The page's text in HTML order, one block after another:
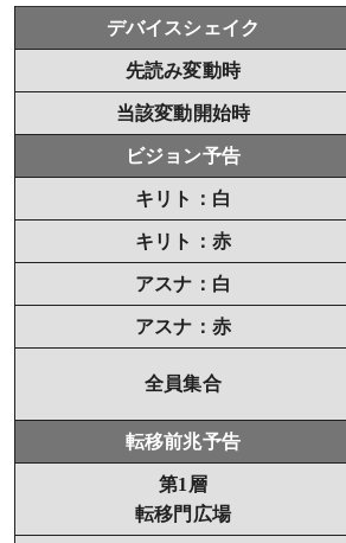
デバイスシェイク
先読み変動時
当該変動開始時
ビジョン予告
キリト：白
キリト：赤
アスナ：白
アスナ：赤
全員集合
転移前兆予告
第1層
転移門広場